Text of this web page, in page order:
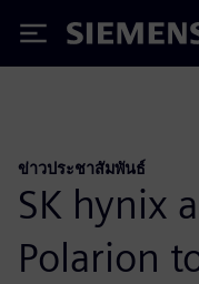
Siemens
ข่าวประชาสัมพันธ์
SK hynix
Polarion